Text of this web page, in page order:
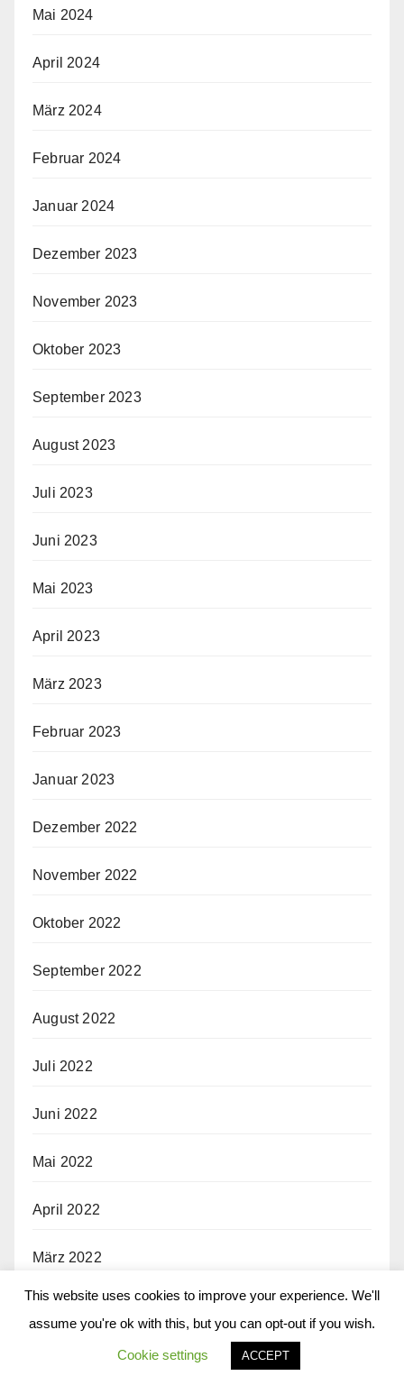
Mai 2024
April 2024
März 2024
Februar 2024
Januar 2024
Dezember 2023
November 2023
Oktober 2023
September 2023
August 2023
Juli 2023
Juni 2023
Mai 2023
April 2023
März 2023
Februar 2023
Januar 2023
Dezember 2022
November 2022
Oktober 2022
September 2022
August 2022
Juli 2022
Juni 2022
Mai 2022
April 2022
März 2022
Februar 2022
This website uses cookies to improve your experience. We'll
assume you're ok with this, but you can opt-out if you wish.
Cookie settings ACCEPT